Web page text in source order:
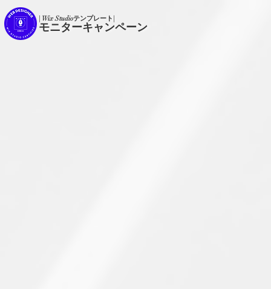
| Wix Studioテンプレート|
モニターキャンペーン